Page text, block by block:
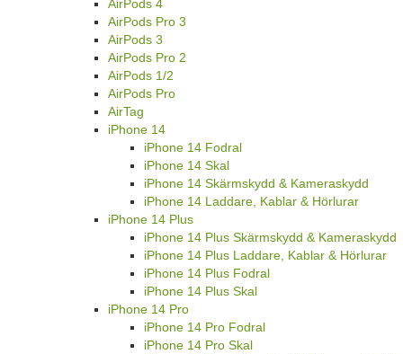
AirPods 4
AirPods Pro 3
AirPods 3
AirPods Pro 2
AirPods 1/2
AirPods Pro
AirTag
iPhone 14
iPhone 14 Fodral
iPhone 14 Skal
iPhone 14 Skärmskydd & Kameraskydd
iPhone 14 Laddare, Kablar & Hörlurar
iPhone 14 Plus
iPhone 14 Plus Skärmskydd & Kameraskydd
iPhone 14 Plus Laddare, Kablar & Hörlurar
iPhone 14 Plus Fodral
iPhone 14 Plus Skal
iPhone 14 Pro
iPhone 14 Pro Fodral
iPhone 14 Pro Skal